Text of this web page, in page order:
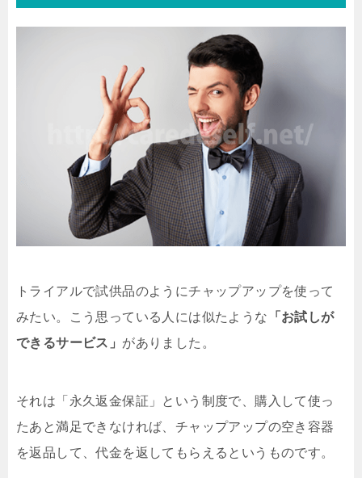
トライアルで試供品のようにチャップアップを使って
みたい。こう思っている人には似たような 「お試しが
できるサービス」 がありました。
それは 「永久返金保証」という制度で、購入して使っ
たあと満足できなければ、チャップアップの空き容器
を返品して、代金を返してもらえるというものです。